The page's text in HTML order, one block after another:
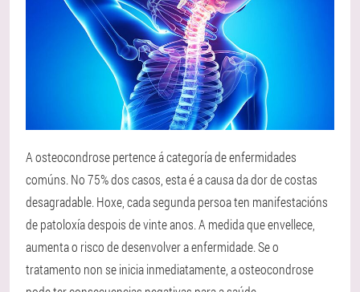
A osteocondrose pertence á categoría de enfermidades
comúns. No 75% dos casos, esta é a causa da dor de costas
desagradable. Hoxe, cada segunda persoa ten manifestacións
de patoloxía despois de vinte anos. A medida que envellece,
aumenta o risco de desenvolver a enfermidade. Se o
tratamento non se inicia inmediatamente, a osteocondrose